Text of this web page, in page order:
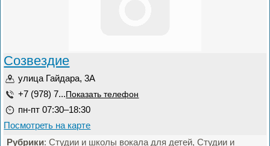
Созвездие
улица Гайдара, 3А
+7 (978) 7... Показать телефон
пн-пт 07:30–18:30
Посмотреть на карте
Рубрики: Студии и школы вокала для детей, Студии и